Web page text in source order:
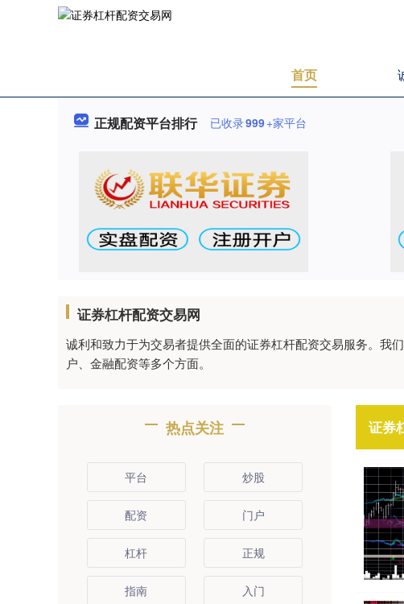
首页
正规配资平台排行 已收录999+家平台
证券杠杆配资交易网
诚利和致力于为交易者提供全面的证券杠杆配资交易服务。我
户、金融配资等多个方面。
证券
热点关注
平台 炒股
配资 门户
杠杆 正规
指南 入门